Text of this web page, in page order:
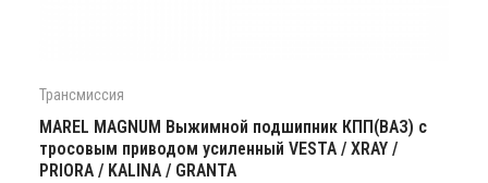
Трансмиссия
MAREL MAGNUM Выжимной подшипник КПП(ВАЗ) с
тросовым приводом усиленный VESTA / XRAY /
PRIORA / KALINA / GRANTA